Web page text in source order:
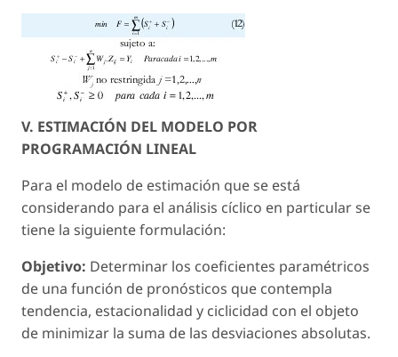
V. ESTIMACIÓN DEL MODELO POR
PROGRAMACIÓN LINEAL
Para el modelo de estimación que se está
considerando para el análisis cíclico en particular se
tiene la siguiente formulación:
Objetivo: Determinar los coeficientes paramétricos
de una función de pronósticos que contempla
tendencia, estacionalidad y ciclicidad con el objeto
de minimizar la suma de las desviaciones absolutas.